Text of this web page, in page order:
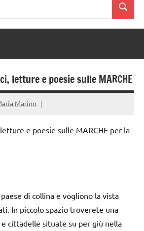
Cerca
letture e poesie sulle MARCHE
Marino
e poesie sulle MARCHE per la
di collina e vogliono la vista
In piccolo spazio troverete una
cittadelle situate su per giù nella